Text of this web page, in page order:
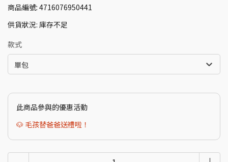
商品編號: 4716076950441
供貨狀況: 庫存不足
款式
單包
此商品參與的優惠活動
🐶 毛孩替爸爸送禮啦！